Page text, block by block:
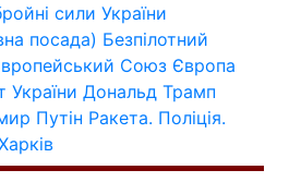
сили України
посада) Безпілотний
Союз Європа
України Дональд Трамп
Путін Ракета. Поліція.